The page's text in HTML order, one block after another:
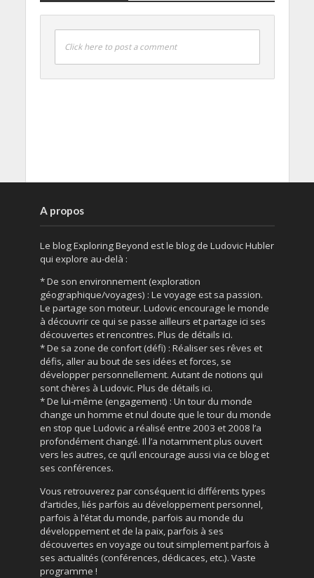
Click here to post a comment
A propos
Le blog Exploring Beyond est le blog de Ludovic Hubler
qui explore au-delà :
* De son environnement (exploration
géographique/voyages) : Le voyage est sa passion.
Le partage son moteur. Ludovic encourage le monde
à découvrir ce qui se passe ailleurs et partage ici ses
découvertes et rencontres. Plus de détails ici.
* De sa zone de confort (défi) : Réaliser ses rêves et
défis, aller au bout de ses idées et forces, se
développer personnellement. Autant de notions qui
sont chères à Ludovic. Plus de détails ici.
* De lui-même (engagement) : Un tour du monde
change un homme et nul doute que le tour du monde
en stop que Ludovic a réalisé entre 2003 et 2008 l’a
profondément changé. Il l’a notamment plus ouvert
vers les autres, ce qu’il encourage aussi via ce blog et
ses conférences.
Vous retrouverez par conséquent ici différents types
d’articles, liés parfois au développement personnel,
parfois à l’état du monde, parfois au monde du
développement et de la paix, parfois à ses
découvertes en voyage ou tout simplement parfois à
ses actualités (conférences, dédicaces, etc.). Vaste
programme !